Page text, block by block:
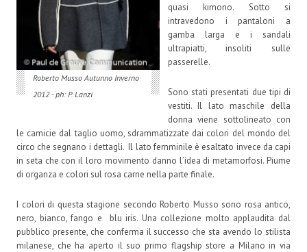
Roberto Musso Autunno Inverno
2012 - ph: P. Lanzi
quasi kimono. Sotto si
intravedono i pantaloni a
gamba larga e i sandali
ultrapiatti, insoliti sulle
passerelle.
Sono stati presentati due tipi di
vestiti. Il lato maschile della
donna viene sottolineato con
le camicie dal taglio uomo, sdrammatizzate dai colori del mondo del
circo che segnano i dettagli. Il lato femminile è esaltato invece da capi
in seta che con il loro movimento danno l’idea di metamorfosi. Piume
di organza e colori sul rosa carne nella parte finale.
I colori di questa stagione secondo Roberto Musso sono rosa antico,
nero, bianco, fango e blu iris. Una collezione molto applaudita dal
pubblico presente, che conferma il successo che sta avendo lo stilista
milanese, che ha aperto il suo primo flagship store a Milano in via